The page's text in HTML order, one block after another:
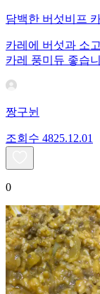
담백한 버섯비프
카레에 버섯과 소
카레 풍미듀 좋습
짱구뉜
조회수 4825.12.01
0